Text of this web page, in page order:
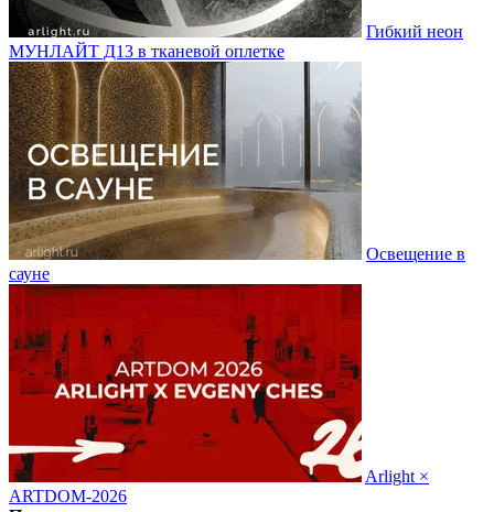
Гибкий неон
МУНЛАЙТ Д13 в тканевой оплетке
Освещение в
сауне
Arlight ×
ARTDOM-2026